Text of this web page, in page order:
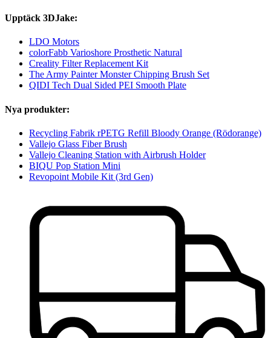
Upptäck 3DJake:
LDO Motors
colorFabb Varioshore Prosthetic Natural
Creality Filter Replacement Kit
The Army Painter Monster Chipping Brush Set
QIDI Tech Dual Sided PEI Smooth Plate
Nya produkter:
Recycling Fabrik rPETG Refill Bloody Orange (Rödorange)
Vallejo Glass Fiber Brush
Vallejo Cleaning Station with Airbrush Holder
BIQU Pop Station Mini
Revopoint Mobile Kit (3rd Gen)